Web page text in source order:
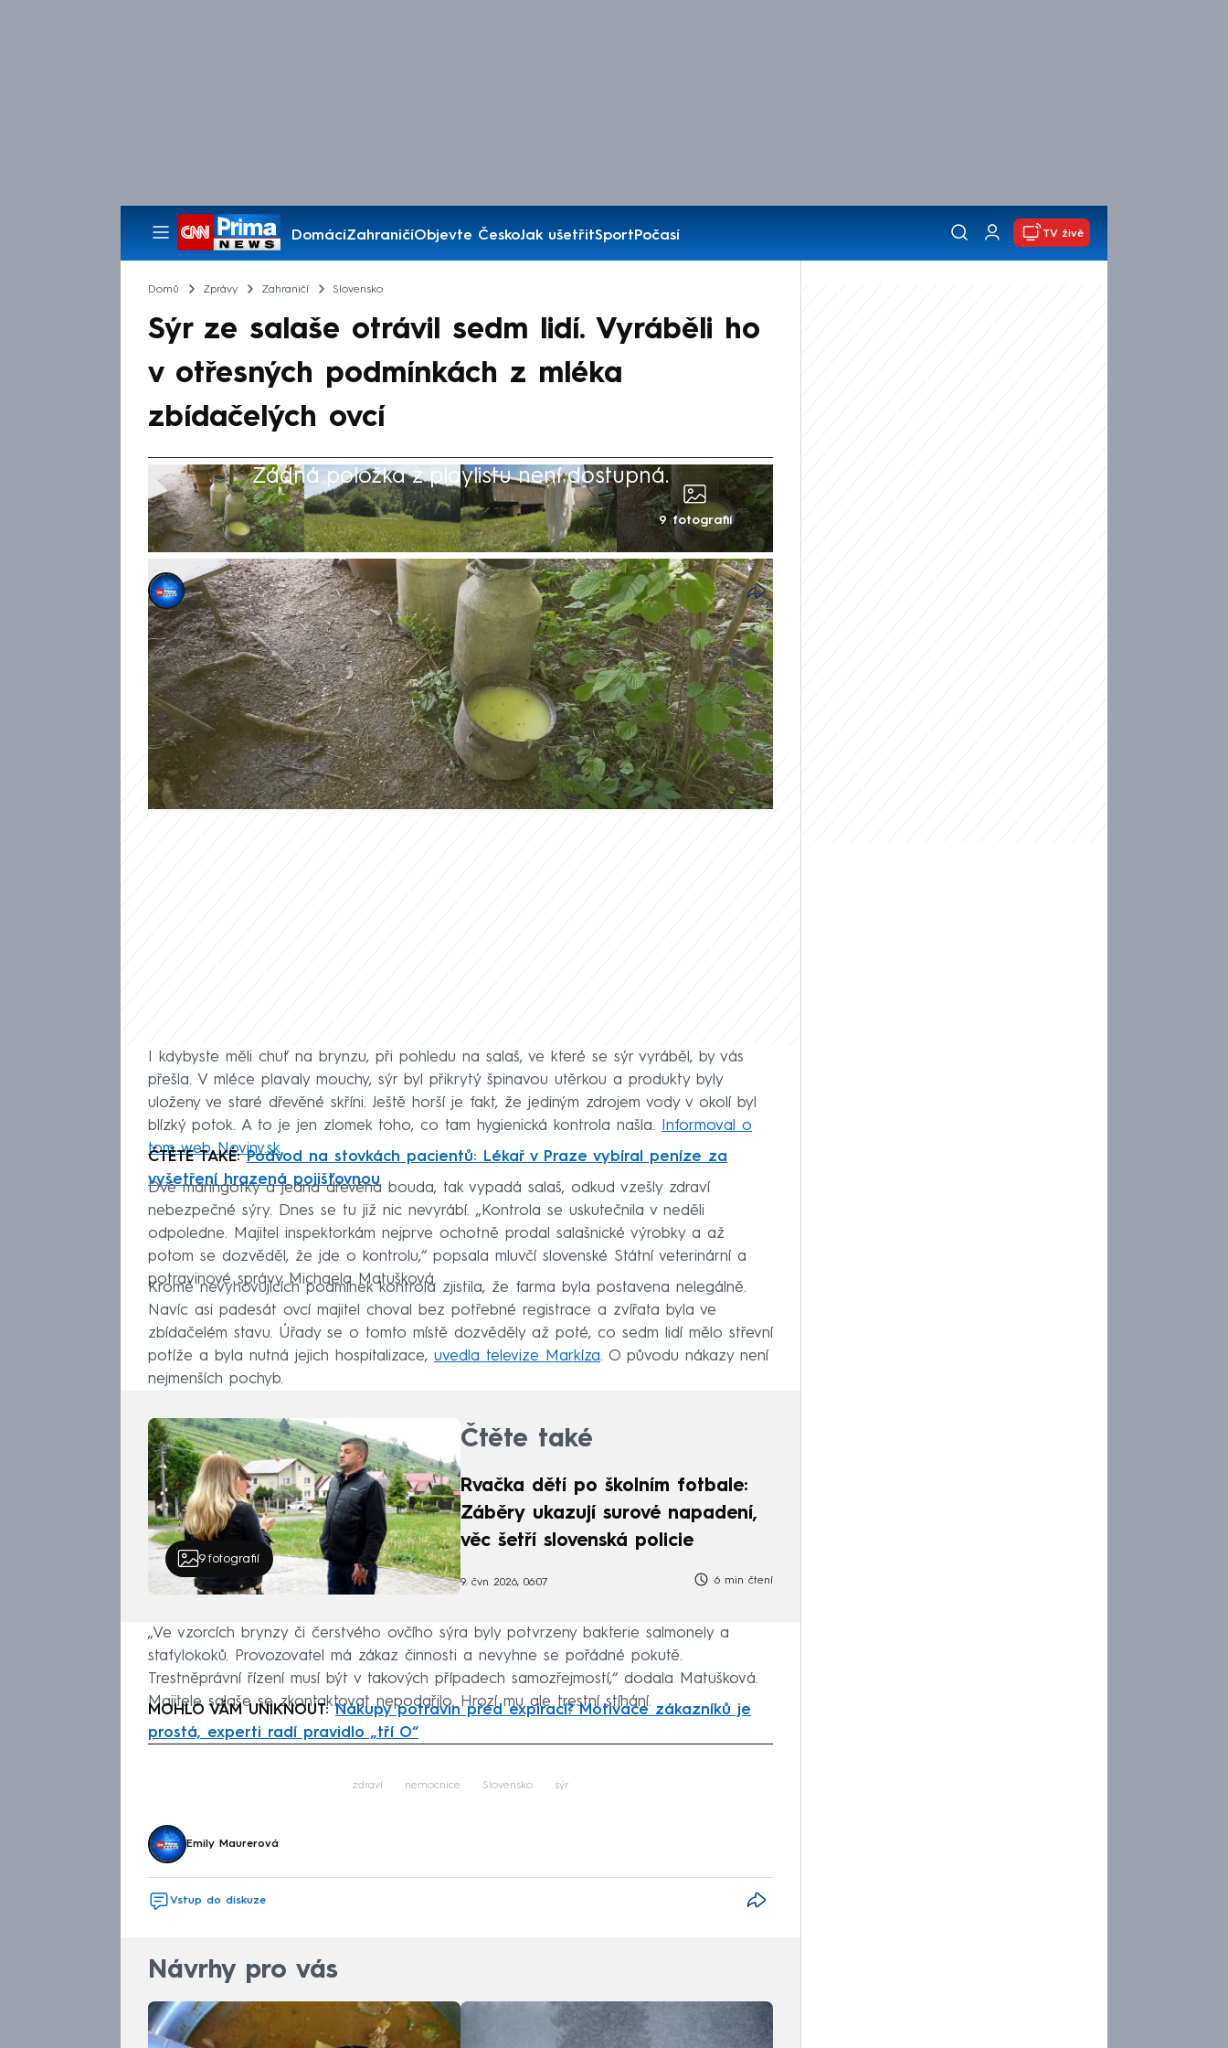
DomácíZahraničíObjevte ČeskoJak ušetřitSportPočasí
Pořady
TV živě
Domů Zprávy Zahraničí Slovensko
Sýr ze salaše otrávil sedm lidí. Vyráběli ho
v otřesných podmínkách z mléka
zbídačelých ovcí
Žádná položka z playlistu není dostupná.
9 fotografií
Emily Maurerová
18. čvn 2026, 10:03
Po konzumaci výrobků z ovčího mléka skončilo na Slovensku sedm lidí v
nemocnici. Vyšetření potvrdila nákazu salmonelózou. Lidé si brynzu a
sýr koupili na nelegální pastvině v Liptově. Kontrola navíc odhalila
otřesné podmínky výroby i skladování, napsal web Noviny.sk.
I kdybyste měli chuť na brynzu, při pohledu na salaš, ve které se sýr vyráběl, by vás
přešla. V mléce plavaly mouchy, sýr byl přikrytý špinavou utěrkou a produkty byly
uloženy ve staré dřevěné skříni. Ještě horší je fakt, že jediným zdrojem vody v okolí byl
blízký potok. A to je jen zlomek toho, co tam hygienická kontrola našla. Informoval o
tom webNoviny.sk.
ČTĚTE TAKÉ:Podvod na stovkách pacientů: Lékař v Praze vybíral peníze za
vyšetření hrazená pojišťovnou
Dvě maringotky a jedna dřevěná bouda, tak vypadá salaš, odkud vzešly zdraví
nebezpečné sýry. Dnes se tu již nic nevyrábí. „Kontrola se uskutečnila v neděli
odpoledne. Majitel inspektorkám nejprve ochotně prodal salašnické výrobky a až
potom se dozvěděl, že jde o kontrolu,“ popsala mluvčí slovenské Státní veterinární a
potravinové správy Michaela Matušková.
Kromě nevyhovujících podmínek kontrola zjistila, že farma byla postavena nelegálně.
Navíc asi padesát ovcí majitel choval bez potřebné registrace a zvířata byla ve
zbídačelém stavu. Úřady se o tomto místě dozvěděly až poté, co sedm lidí mělo střevní
potíže a byla nutná jejich hospitalizace, uvedla televize Markíza. O původu nákazy není
nejmenších pochyb.
9fotografií
Čtěte také
Rvačka dětí po školním fotbale:
Záběry ukazují surové napadení,
věc šetří slovenská policie
9. čvn 2026, 06:07 6 min čtení
„Ve vzorcích brynzy či čerstvého ovčího sýra byly potvrzeny bakterie salmonely a
stafylokoků. Provozovatel má zákaz činnosti a nevyhne se pořádné pokutě.
Trestněprávní řízení musí být v takových případech samozřejmostí,“ dodala Matušková.
Majitele salaše se zkontaktovat nepodařilo. Hrozí mu ale trestní stíhání.
MOHLO VÁM UNIKNOUT:Nákupy potravin před expirací? Motivace zákazníků je
prostá, experti radí pravidlo „tří O“
zdraví nemocnice Slovensko sýr
Emily Maurerová
Vstup do diskuze
Návrhy pro vás